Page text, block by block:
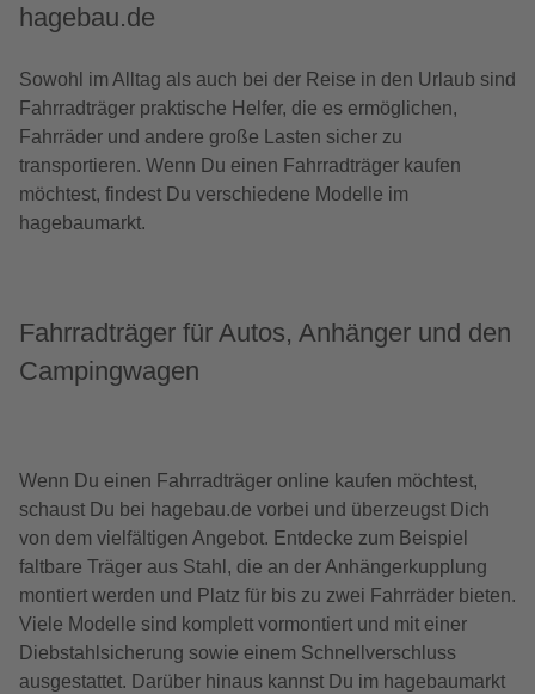
hagebau.de
Sowohl im Alltag als auch bei der Reise in den Urlaub sind
Fahrradträger praktische Helfer, die es ermöglichen,
Fahrräder und andere große Lasten sicher zu
transportieren. Wenn Du einen Fahrradträger kaufen
möchtest, findest Du verschiedene Modelle im
hagebaumarkt.
Fahrradträger für Autos, Anhänger und den
Campingwagen
Wenn Du einen Fahrradträger online kaufen möchtest,
schaust Du bei hagebau.de vorbei und überzeugst Dich
von dem vielfältigen Angebot. Entdecke zum Beispiel
faltbare Träger aus Stahl, die an der Anhängerkupplung
montiert werden und Platz für bis zu zwei Fahrräder bieten.
Viele Modelle sind komplett vormontiert und mit einer
Diebstahlsicherung sowie einem Schnellverschluss
ausgestattet. Darüber hinaus kannst Du im hagebaumarkt